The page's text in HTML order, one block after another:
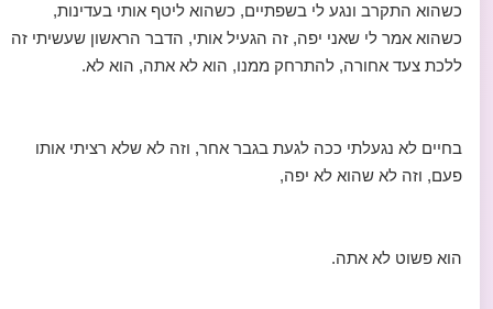
כשהוא התקרב ונגע לי בשפתיים, כשהוא ליטף אותי בעדינות,
כשהוא אמר לי שאני יפה, זה הגעיל אותי, הדבר הראשון שעשיתי זה
ללכת צעד אחורה, להתרחק ממנו, הוא לא אתה, הוא לא.
בחיים לא נגעלתי ככה לגעת בגבר אחר, וזה לא שלא רציתי אותו
פעם, וזה לא שהוא לא יפה,
הוא פשוט לא אתה.